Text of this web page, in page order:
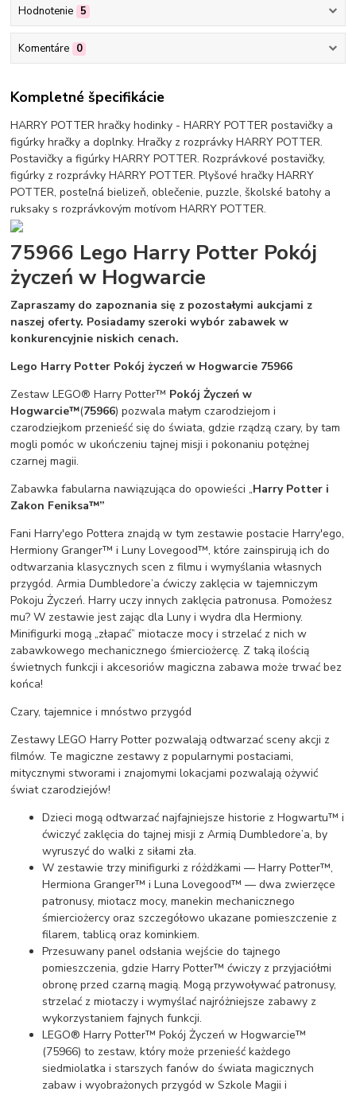
Hodnotenie 5
Komentáre 0
Kompletné špecifikácie
HARRY POTTER hračky hodinky - HARRY POTTER postavičky a
figúrky hračky a doplnky. Hračky z rozprávky HARRY POTTER.
Postavičky a figúrky HARRY POTTER. Rozprávkové postavičky,
figúrky z rozprávky HARRY POTTER. Plyšové hračky HARRY
POTTER, posteľná bielizeň, oblečenie, puzzle, školské batohy a
ruksaky s rozprávkovým motívom HARRY POTTER.
75966 Lego Harry Potter Pokój
życzeń w Hogwarcie
Zapraszamy do zapoznania się z pozostałymi aukcjami z
naszej oferty. Posiadamy szeroki wybór zabawek w
konkurencyjnie niskich cenach.
Lego Harry Potter Pokój życzeń w Hogwarcie 75966
Zestaw LEGO® Harry Potter™ Pokój Życzeń w
Hogwarcie™(75966) pozwala małym czarodziejom i
czarodziejkom przenieść się do świata, gdzie rządzą czary, by tam
mogli pomóc w ukończeniu tajnej misji i pokonaniu potężnej
czarnej magii.
Zabawka fabularna nawiązująca do opowieści „Harry Potter i
Zakon Feniksa™”
Fani Harry'ego Pottera znajdą w tym zestawie postacie Harry'ego,
Hermiony Granger™ i Luny Lovegood™, które zainspirują ich do
odtwarzania klasycznych scen z filmu i wymyślania własnych
przygód. Armia Dumbledore’a ćwiczy zaklęcia w tajemniczym
Pokoju Życzeń. Harry uczy innych zaklęcia patronusa. Pomożesz
mu? W zestawie jest zając dla Luny i wydra dla Hermiony.
Minifigurki mogą „złapać” miotacze mocy i strzelać z nich w
zabawkowego mechanicznego śmierciożercę. Z taką ilością
świetnych funkcji i akcesoriów magiczna zabawa może trwać bez
końca!
Czary, tajemnice i mnóstwo przygód
Zestawy LEGO Harry Potter pozwalają odtwarzać sceny akcji z
filmów. Te magiczne zestawy z popularnymi postaciami,
mitycznymi stworami i znajomymi lokacjami pozwalają ożywić
świat czarodziejów!
Dzieci mogą odtwarzać najfajniejsze historie z Hogwartu™ i
ćwiczyć zaklęcia do tajnej misji z Armią Dumbledore’a, by
wyruszyć do walki z siłami zła.
W zestawie trzy minifigurki z różdżkami — Harry Potter™,
Hermiona Granger™ i Luna Lovegood™ — dwa zwierzęce
patronusy, miotacz mocy, manekin mechanicznego
śmierciożercy oraz szczegółowo ukazane pomieszczenie z
filarem, tablicą oraz kominkiem.
Przesuwany panel odsłania wejście do tajnego
pomieszczenia, gdzie Harry Potter™ ćwiczy z przyjaciółmi
obronę przed czarną magią. Mogą przywoływać patronusy,
strzelać z miotaczy i wymyślać najróżniejsze zabawy z
wykorzystaniem fajnych funkcji.
LEGO® Harry Potter™ Pokój Życzeń w Hogwarcie™
(75966) to zestaw, który może przenieść każdego
siedmiolatka i starszych fanów do świata magicznych
zabaw i wyobrażonych przygód w Szkole Magii i